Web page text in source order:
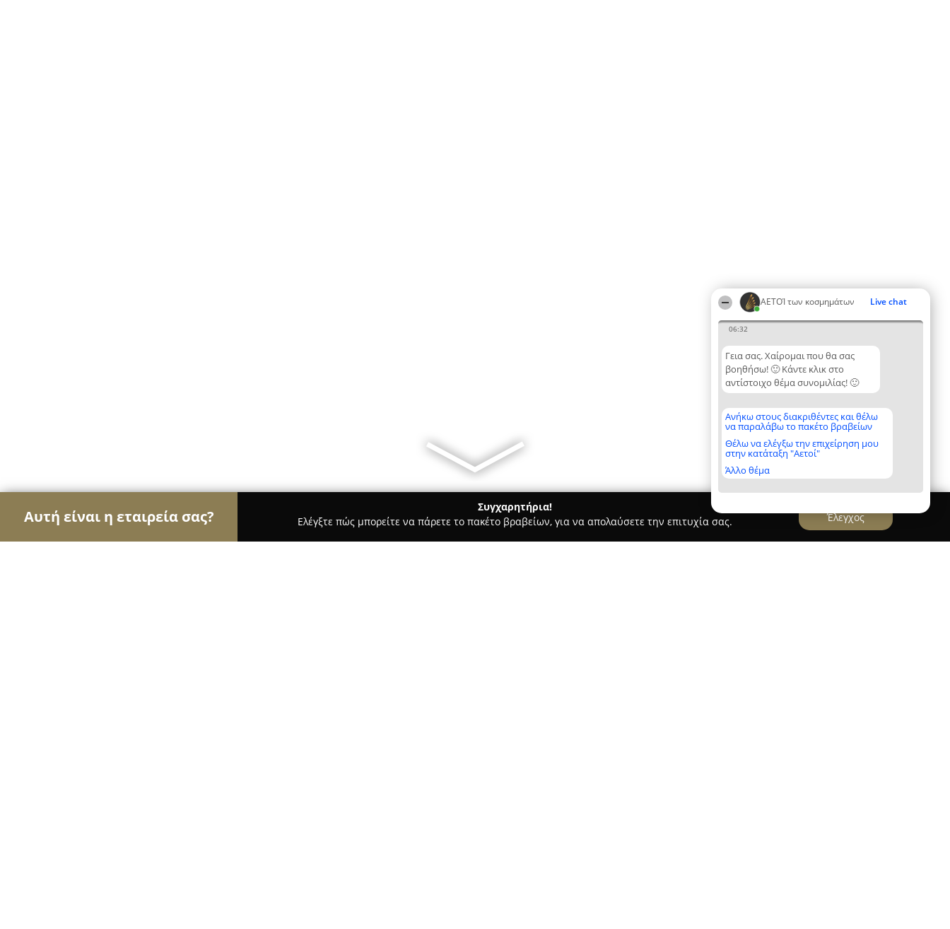
ΑΕΤΟΊ των κοσμημάτων Live chat
06:32
Γεια σας. Χαίρομαι που θα σας
βοηθήσω! 🙂 Κάντε κλικ στο
αντίστοιχο θέμα συνομιλίας! 🙂
Ανήκω στους διακριθέντες και θέλω
να παραλάβω το πακέτο βραβείων
Θέλω να ελέγξω την επιχείρηση μου
στην κατάταξη "Αετοί"
Άλλο θέμα
Αυτή είναι η εταιρεία σας?
Συγχαρητήρια!
Ελέγξτε πώς μπορείτε να πάρετε το πακέτο βραβείων, για να απολαύσετε την επιτυχία σας.
Έλεγχος